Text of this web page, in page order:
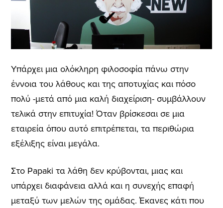
Υπάρχει μια ολόκληρη φιλοσοφία πάνω στην
έννοια του λάθους και της αποτυχίας και πόσο
πολύ -μετά από μια καλή διαχείριση- συμβάλλουν
τελικά στην επιτυχία! Όταν βρίσκεσαι σε μια
εταιρεία όπου αυτό επιτρέπεται, τα περιθώρια
εξέλιξης είναι μεγάλα.
Στο Papaki τα λάθη δεν κρύβονται, μιας και
υπάρχει διαφάνεια αλλά και η συνεχής επαφή
μεταξύ των μελών της ομάδας. Έκανες κάτι που